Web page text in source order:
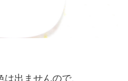
出ませんので、